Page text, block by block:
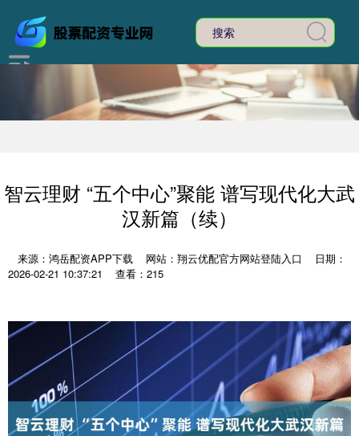
智云理财 “五个中心”聚能 谱写现代化大武
汉新篇（续）
来源：鸿岳配资APP下载 网站：翔云优配官方网站登陆入口
日期：
2026-02-21 10:37:21
查看：215